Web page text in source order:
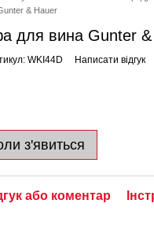
& Hauer
для вина Gunter &
WKI44D Написати відгук
з'явиться
або коментар